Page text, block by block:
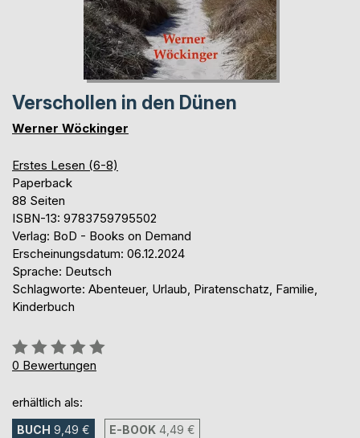
Verschollen in den Dünen
Werner Wöckinger
Erstes Lesen (6-8)
Paperback
88 Seiten
ISBN-13: 9783759795502
Verlag: BoD - Books on Demand
Erscheinungsdatum: 06.12.2024
Sprache: Deutsch
Schlagworte: Abenteuer, Urlaub, Piratenschatz, Familie,
Kinderbuch
Bewertung::
0%
0 Bewertungen
erhältlich als:
BUCH 9,49 € E-BOOK 4,49 €